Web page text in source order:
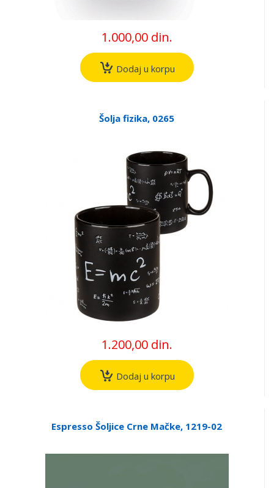
1.000,00 din.
Dodaj u korpu
Šolja fizika, 0265
1.200,00 din.
Dodaj u korpu
Espresso Šoljice Crne Mačke, 1219-02